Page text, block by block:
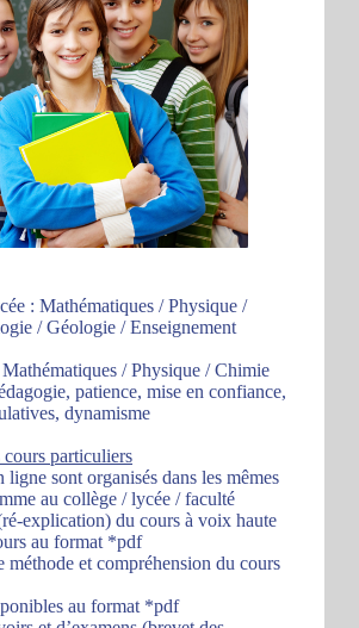
: Mathématiques / Physique /
/ Géologie / Enseignement
/ Physique / Chimie
patience, mise en confiance,
dynamisme
cours particuliers
ligne sont organisés dans les mêmes
au collège / lycée / faculté
explication) du cours à voix haute
au format *pdf
méthode et compréhension du cours
au format *pdf